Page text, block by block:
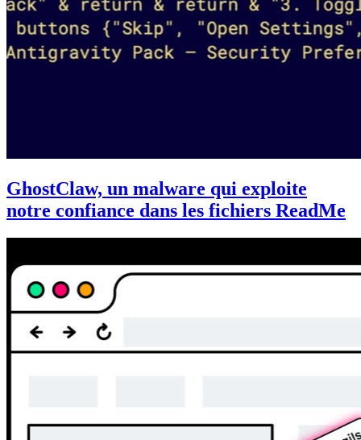
GhostClaw, un malware qui exploite
notre confiance dans les fichiers ReadMe